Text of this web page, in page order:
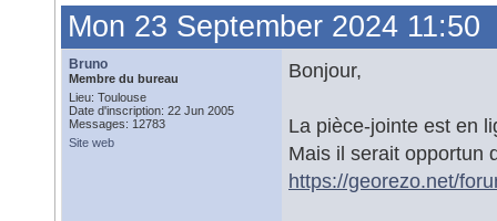
Mon 23 September 2024 11:50
Bruno
Membre du bureau
Lieu: Toulouse
Date d'inscription: 22 Jun 2005
Messages: 12783
Site web
Bonjour,
La pièce-jointe est en
Mais il serait opportun
https://georezo.net/